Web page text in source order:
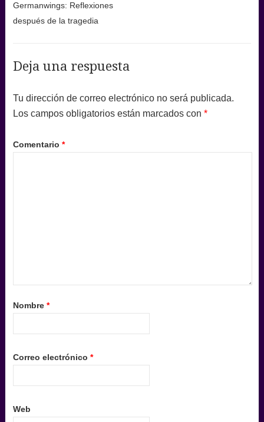
Germanwings: Reflexiones
después de la tragedia
Deja una respuesta
Tu dirección de correo electrónico no será publicada.
Los campos obligatorios están marcados con *
Comentario *
Nombre *
Correo electrónico *
Web